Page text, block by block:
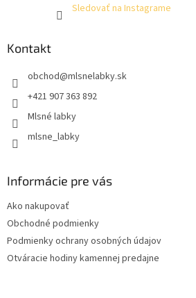
Sledovať na Instagrame
Kontakt
obchod@mlsnelabky.sk
+421 907 363 892
Mlsné labky
mlsne_labky
Informácie pre vás
Ako nakupovať
Obchodné podmienky
Podmienky ochrany osobných údajov
Otváracie hodiny kamennej predajne